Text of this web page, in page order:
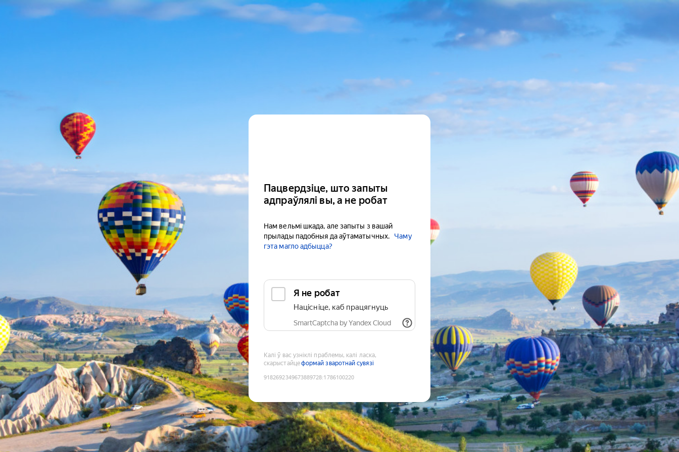
Пацвердзіце, што запыты
адпраўлялі вы, а не робат
Нам вельмі шкада, але запыты з вашай
прылады падобныя да аўтаматычных.
Чаму
гэта магло адбыцца?
Я не робат
Націсніце, каб працягнуць
SmartCaptcha by Yandex Cloud
Калі ў вас узніклі праблемы, калі ласка,
скарыстайцеформай зваротнай сувязі
9182692349673889728:1786100220